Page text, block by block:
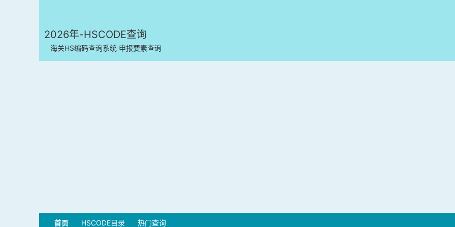
2026年-HSCODE查询
海关HS编码查询系统 申报要素查询
首页 HSCODE目录 热门查询